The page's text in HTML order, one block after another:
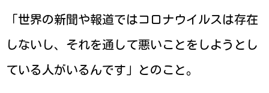
「世界の新聞や報道ではコロナウイルスは存在
しないし、それを通して悪いことをしようとし
ている人がいるんです」とのこと。